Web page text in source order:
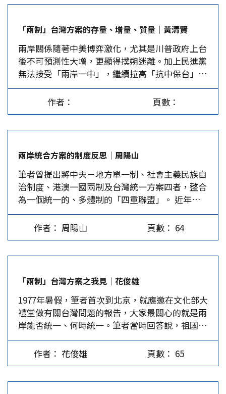
員及執政的保守黨兩位副主席議員艾諾德爵士
（Sir…
山 唐藩松1925年4月生於瀏陽縣北星橋唐家灣，兄
弟姐妹共12人，他排行第11。其祖父唐能悠創立私
塾，設館課徒，讓他自幼受到良好的教育和薰陶。
1942年，17歲的唐藩松投筆從戎，編入國民革命
軍37軍60師179 團，這個團前身是上海抗日勁旅19
路軍改編，後一直在湖南與日軍周旋。…
「兩制」台灣方案的存量、增量、質量│黃清賢
兩岸關係隨著中美博弈激化，尤其是川普政府上台
後不可預測性大增，更顯得撲朔迷離。加上民進黨
無法接受「兩岸一中」，繼續拉高「抗中保台」基
調，導致台海緊張風險疊加。 不過，中國大陸迄
今未放棄「和平統一」的主軸，對於和統下的「一
國兩制」台灣方案存有希望，因此台灣民眾不必用
質量，來看待「兩制」台灣方案，思考台灣前途、
尋求台灣最大利益。 台灣方案的「盤活兩岸存
量」就是強化「五個充分」，也就是「充分考慮台
灣現實情況，充分吸收兩岸各界意見和建議，充分
照顧到台灣同胞的利益和感情；確保國家主權、安
全、發展利益的前提下，和平統一後，台灣同胞的
社會制度和生活方式等將得到充分尊重，台灣同胞
的私人財產、宗教信仰、合法權益將得到充分保
財政收入盡可用於改善民生；而且台灣永保太平，
民眾安居樂業；有台灣與大陸合作為依靠，台灣民
眾的民生福祉會更好，發展空間會更大，在國際上
腰杆會更硬、底氣會更足，更加安全、更有尊嚴。
台灣不需增加國防預算高達GDP的10％，繳交幾乎
等於現有總預算額度的保護費，看著「護國神山」
高科技產業被搬離台灣，而且委曲地將自己推到中
美衝突的前線。 至於「提升統一質量」，可從大
作者： 頁數：
兩岸統合方案的制度反思│周陽山
筆者曾提出將中央－地方單一制、社會主義民族自
治制度、港澳一國兩制及台灣統一方案四者，整合
為一個統一的、多體制的「四重聯盟」。 近年來
國際形勢快速變異發展，民主制度面對由內而外的
各種新挑戰，包括民粹主義對美國與歐洲大陸的衝
擊，導致川普重新上台；歐盟各國領導人也不斷換
殊的制度變貌。台灣2024年5月後的治理型態則是
「雙重少數執政」與「行政權-立法權零和對
抗」，造成政治對立與行政怠惰。在這樣的時空背
景下，重新反思中國統一與兩岸統合方案，應思考
以下各項課題。 第一、中國統一方案必須衡量歷
史傳承、兩岸情勢與中國自身的發展條件與文化底
蘊，選擇一套符合「中國式現代化」的制度建構。
此外，當前許多經歷民主改革與政治轉型的非西方
作者： 周陽山 頁數： 64
「兩制」台灣方案之我見│花俊雄
1977年暑假，筆者首次到北京，就應邀在文化部大
禮堂做有關台灣問題的報告，大家最關心的就是兩
岸能否統一、何時統一。筆者當時回答說，祖國統
一是必然的，但目前還存在不少問題，最重要的就
是社會民生問題。 當時中國的個體經營還是資本
主義的尾巴，必須予以割除，但台灣有成千上萬的
作者： 花俊雄 頁數： 65